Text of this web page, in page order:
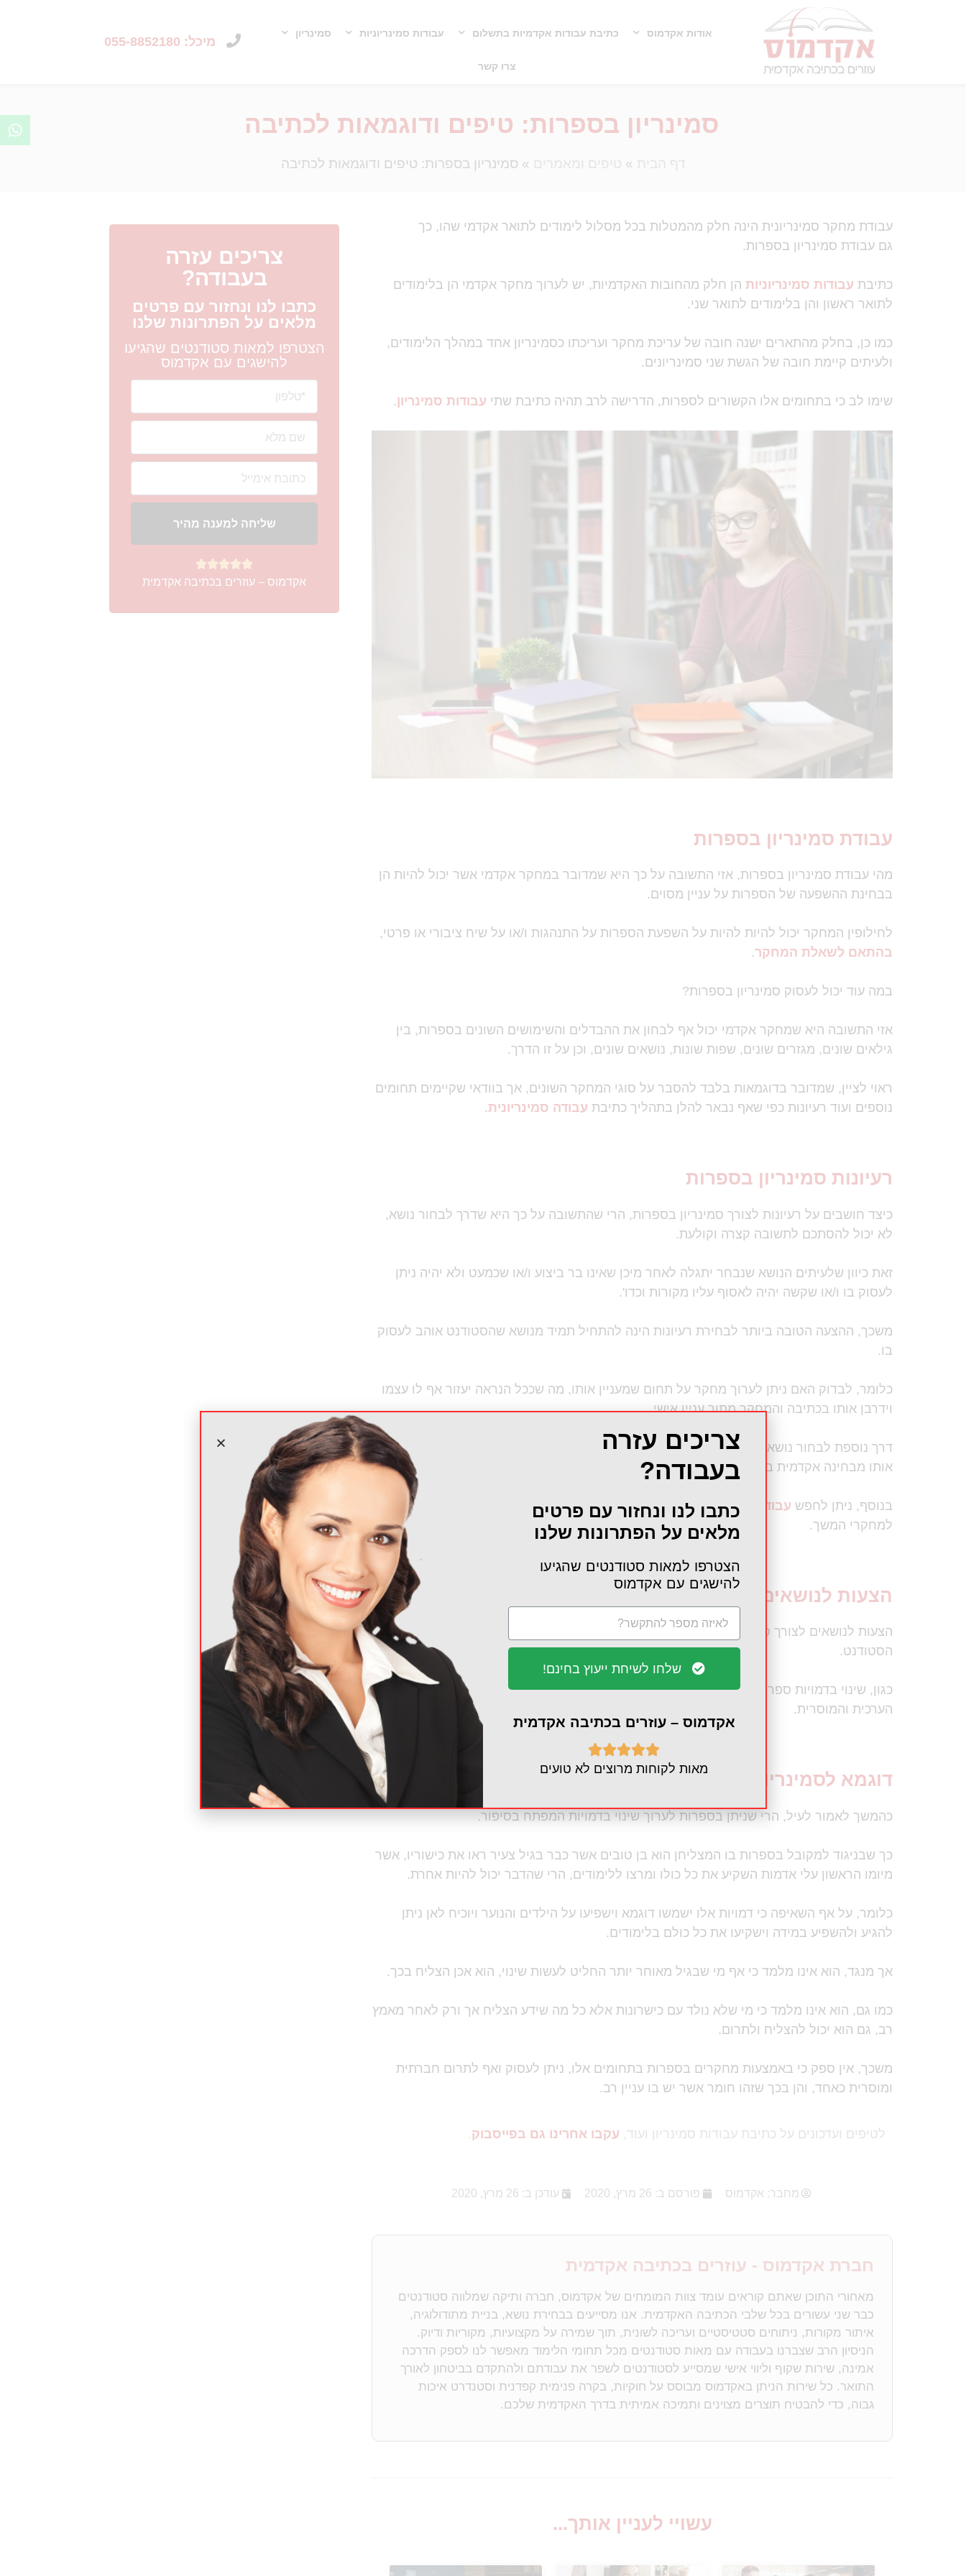
אודות אקדמוס כתיבת עבודות אקדמיות בתשלום עבודות סמינריוניות סמינריון
צרו קשר
מיכל: 055-8852180
סמינריון בספרות: טיפים ודוגמאות לכתיבה
»
» סמינריון בספרות: טיפים ודוגמאות לכתיבה
עבודת מחקר סמינריונית הינה חלק מהמטלות בכל מסלול לימודים לתואר אקדמי שהו, כך
גם עבודת סמינריון בספרות.
כתיבת עבודות סמינריוניות הן חלק מהחובות האקדמיות, יש לערוך מחקר אקדמי הן בלימודים
לתואר ראשון והן בלימודים לתואר שני.
כמו כן, בחלק מהתארים ישנה חובה של עריכת מחקר ועריכתו כסמינריון אחד במהלך הלימודים,
ולעיתים קיימת חובה של הגשת שני סמינריונים.
שימו לב כי בתחומים אלו הקשורים לספרות, הדרישה לרב תהיה כתיבת שתי עבודות סמינריון.
עבודת סמינריון בספרות
מהי עבודת סמינריון בספרות, אזי התשובה על כך היא שמדובר במחקר אקדמי אשר יכול להיות הן
בבחינת ההשפעה של הספרות על עניין מסוים.
לחילופין המחקר יכול להיות להיות על השפעת הספרות על התנהגות ו/או על שיח ציבורי או פרטי,
בהתאם לשאלת המחקר.
במה עוד יכול לעסוק סמינריון בספרות?
אזי התשובה היא שמחקר אקדמי יכול אף לבחון את ההבדלים והשימושים השונים בספרות, בין
גילאים שונים, מגזרים שונים, שפות שונות, נושאים שונים, וכן על זו הדרך.
ראוי לציין, שמדובר בדוגמאות בלבד להסבר על סוגי המחקר השונים, אך בוודאי שקיימים תחומים
נוספים ועוד רעיונות כפי שאף נבאר להלן בתהליך כתיבת עבודה סמינריונית.
רעיונות סמינריון בספרות
כיצד חושבים על רעיונות לצורך סמינריון בספרות, הרי שהתשובה על כך היא שדרך לבחור נושא,
לא יכול להסתכם לתשובה קצרה וקולעת.
זאת כיוון שלעיתים הנושא שנבחר יתגלה לאחר מיכן שאינו בר ביצוע ו/או שכמעט ולא יהיה ניתן
לעסוק בו ו/או שקשה יהיה לאסוף עליו מקורות וכדו'.
משכך, ההצעה הטובה ביותר לבחירת רעיונות הינה להתחיל תמיד מנושא שהסטודנט אוהב לעסוק
בו.
כלומר, לבדוק האם ניתן לערוך מחקר על תחום שמעניין אותו, מה שככל הנראה יעזור אף לו עצמו
וידרבן אותו בכתיבה והמחקר מתוך עניין אישי.
דרך נוספת לבחור נושא הוא באמצעות נושא מתוך החומר הנלמד, אשר ניתן להרחיב עליו ולחקור
אותו מבחינה אקדמית בפני עצמו.
בנוסף, ניתן לחפש עבודה סמינריונית לדוגמאולהיעזר בה על מנת לחשוב על רעיונות חדשים
למחקרי המשך.
הצעות לנושאים סמינריון בספרות
הצעות לנושאים לצורך סמינריון בספרות, יכולים להיות כאמור לעיל בתחומים אשר מעניינים את
הסטודנט.
כגון, שינוי בדמויות ספרותיות בספרות לילדים ובני נוער ובכך להשפיע על תפיסת עולמם החברתית
הערכית והמוסרית.
דוגמא לסמינריון בספרות
כהמשך לאמור לעיל, הרי שניתן בספרות לערוך שינוי בדמויות המפתח בסיפור.
כך שבניגוד למקובל בספרות בו המצליחן הוא בן טובים אשר כבר בגיל צעיר ראו את כישוריו, אשר
מיומו הראשון עלי אדמות השקיע את כל כולו ומרצו ללימודים, הרי שהדבר יכול להיות אחרת.
כלומר, על אף השאיפה כי דמויות אלו ישמשו דוגמא וישפיעו על הילדים והנוער ויוכיח לאן ניתן
להגיע ולהשפיע במידה וישקיעו את כל כולם בלימודים.
אך מנגד, הוא אינו מלמד כי אף מי שבגיל מאוחר יותר החליט לעשות שינוי, הוא אכן הצליח בכך.
כמו גם, הוא אינו מלמד כי מי שלא נולד עם כישרונות אלא כל מה שידע הצליח אך ורק לאחר מאמץ
רב, גם הוא יכול להצליח ולתרום.
משכך, אין ספק כי באמצעות מחקרים בספרות בתחומים אלו, ניתן לעסוק ואף לתרום חברתית
ומוסרית כאחד, והן בכך שזהו חומר אשר יש בו עניין רב.
לטיפים ועדכונים על כתיבת עבודות סמינריון ועוד, עקבו אחרינו גם בפייסבוק.
מחבר: אקדמוס פורסם ב: עודכן ב: 26 מרץ, 2020
חברת אקדמוס - עוזרים בכתיבה אקדמית
מאחורי התוכן שאתם קוראים עומד צוות המומחים של אקדמוס, חברה ותיקה שמלווה סטודנטים
כבר שני עשורים בכל שלבי הכתיבה האקדמית. אנו מסייעים בבחירת נושא, בניית מתודולוגיה,
איתור מקורות, ניתוחים סטטיסטיים ועריכה לשונית, תוך שמירה על מקצועיות, מקוריות ודיוק.
הניסיון הרב שצברנו בעבודה עם מאות סטודנטים מכל תחומי הלימוד מאפשר לנו לספק הדרכה
אמינה, שירות שקוף וליווי אישי שמסייע לסטודנטים לשפר את עבודתם ולהתקדם בביטחון לאורך
התואר. כל שירות הניתן באקדמוס מבוסס על חוקיות, בקרה פנימית קפדנית וסטנדרט איכות
גבוה, כדי להבטיח תוצרים מצוינים ותמיכה אמיתית בדרך האקדמית שלכם.
עשויי לעניין אותך...
צריכים עזרה
בעבודה?
כתבו לנו ונחזור עם פרטים
מלאים על הפתרונות שלנו
הצטרפו למאות סטודנטים שהגיעו
להישגים עם אקדמוס
שליחה למענה מהיר





אקדמוס – עוזרים בכתיבה אקדמית
צריכים עזרה
בעבודה?
כתבו לנו ונחזור עם פרטים
מלאים על הפתרונות שלנו
הצטרפו למאות סטודנטים שהגיעו
להישגים עם אקדמוס
שלחו לשיחת ייעוץ בחינם!
אקדמוס – עוזרים בכתיבה אקדמית





מאות לקוחות מרוצים לא טועים